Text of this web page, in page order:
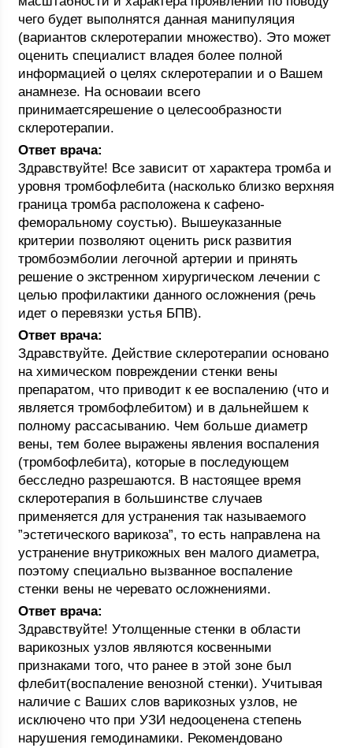
чего будет выполнятся данная манипуляция
(вариантов склеротерапии множество). Это может
оценить специалист владея более полной
информацией о целях склеротерапии и о Вашем
анамнезе. На основаии всего
принимаетсярешение о целесообразности
склеротерапии.
Ответ врача:
Здравствуйте! Все зависит от характера тромба и
уровня тромбофлебита (насколько близко верхняя
граница тромба расположена к сафено-
феморальному соустью). Вышеуказанные
критерии позволяют оценить риск развития
тромбоэмболии легочной артерии и принять
решение о экстренном хирургическом лечении с
целью профилактики данного осложнения (речь
идет о перевязки устья БПВ).
Ответ врача:
Здравствуйте. Действие склеротерапии основано
на химическом повреждении стенки вены
препаратом, что приводит к ее воспалению (что и
является тромбофлебитом) и в дальнейшем к
полному рассасыванию. Чем больше диаметр
вены, тем более выражены явления воспаления
(тромбофлебита), которые в последующем
бесследно разрешаются. В настоящее время
склеротерапия в большинстве случаев
применяется для устранения так называемого
”эстетического варикоза”, то есть направлена на
устранение внутрикожных вен малого диаметра,
поэтому специально вызванное воспаление
стенки вены не черевато осложнениями.
Ответ врача:
Здравствуйте! Утолщенные стенки в области
варикозных узлов являются косвенными
признаками того, что ранее в этой зоне был
флебит(воспаление венозной стенки). Учитывая
наличие с Ваших слов варикозных узлов, не
исключено что при УЗИ недооценена степень
нарушения гемодинамики. Рекомендовано